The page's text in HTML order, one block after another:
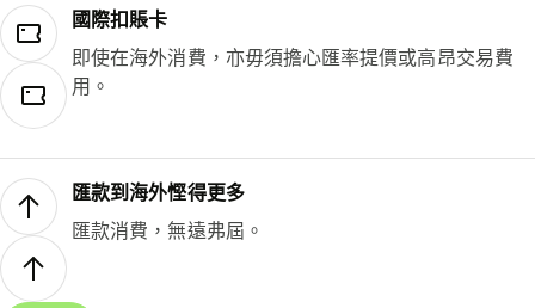
國際扣賬卡
即使在海外消費，亦毋須擔心匯率提價或高昂交易費
用。
匯款到海外慳得更多
匯款消費，無遠弗屆。